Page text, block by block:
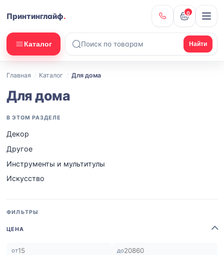
Принтинглайф. 0
Каталог Найти
Главная Каталог Для дома
Для дома
В ЭТОМ РАЗДЕЛЕ
Декор
Другое
Инструменты и мультитулы
Искусство
ФИЛЬТРЫ
ЦЕНА
от до